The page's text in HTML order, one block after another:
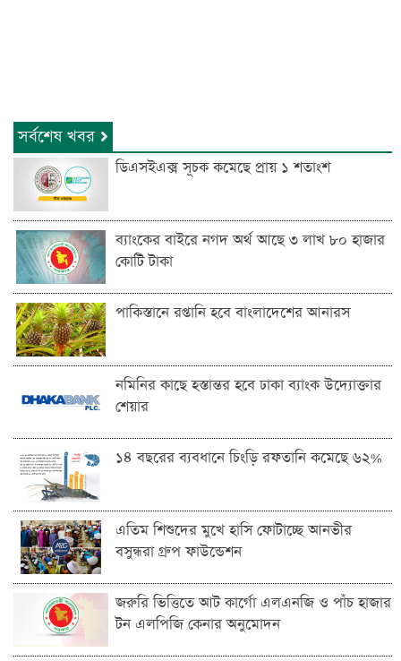
সর্বশেষ খবর
ডিএসইএক্স সূচক কমেছে প্রায় ১ শতাংশ
ব্যাংকের বাইরে নগদ অর্থ আছে ৩ লাখ ৮০ হাজার
কোটি টাকা
পাকিস্তানে রপ্তানি হবে বাংলাদেশের আনারস
নমিনির কাছে হস্তান্তর হবে ঢাকা ব্যাংক উদ্যোক্তার
শেয়ার
১৪ বছরের ব্যবধানে চিংড়ি রফতানি কমেছে ৬২%
এতিম শিশুদের মুখে হাসি ফোটাচ্ছে আনভীর
বসুন্ধরা গ্রুপ ফাউন্ডেশন
জরুরি ভিত্তিতে আট কার্গো এলএনজি ও পাঁচ হাজার
টন এলপিজি কেনার অনুমোদন